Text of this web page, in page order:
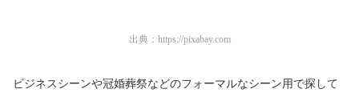
出典： https://pixabay.com
ビジネスシーンや冠婚葬祭などのフォーマルなシーン用で探して